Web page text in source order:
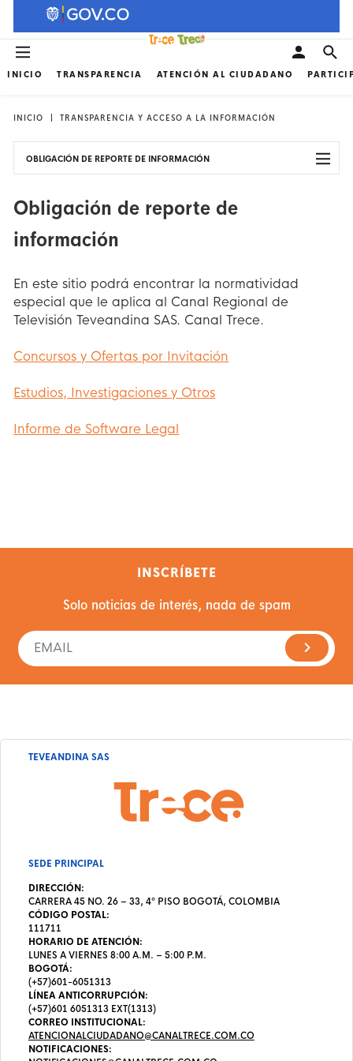
INICIO TRANSPARENCIA ATENCIÓN AL CIUDADANO
INICIO TRANSPARENCIA Y ACCESO A LA INFORMACIÓN
OBLIGACIÓN DE REPORTE DE INFORMACIÓN
Obligación de reporte de
información
En este sitio podrá encontrar la normatividad
especial que le aplica al Canal Regional de
Televisión Teveandina SAS. Canal Trece.
Concursos y Ofertas por Invitación
Estudios, Investigaciones y Otros
Informe de Software Legal
INSCRÍBETE
Solo noticias de interés, nada de spam
TEVEANDINA SAS
SEDE PRINCIPAL
DIRECCIÓN:
CARRERA 45 NO. 26 – 33, 4º PISO BOGOTÁ, COLOMBIA
CÓDIGO POSTAL:
111711
HORARIO DE ATENCIÓN:
LUNES A VIERNES 8:00 A.M. – 5:00 P.M.
BOGOTÁ:
(+57)601-6051313
LÍNEA ANTICORRUPCIÓN:
(+57)601 6051313 EXT(1313)
CORREO INSTITUCIONAL:
ATENCIONALCIUDADANO@CANALTRECE.COM.CO
NOTIFICACIONES: